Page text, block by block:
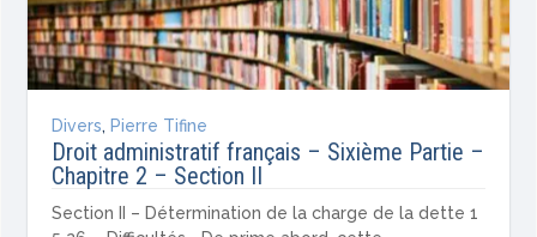
Divers, Pierre Tifine
Droit administratif français – Sixième Partie –
Chapitre 2 – Section II
Section II – Détermination de la charge de la dette 1